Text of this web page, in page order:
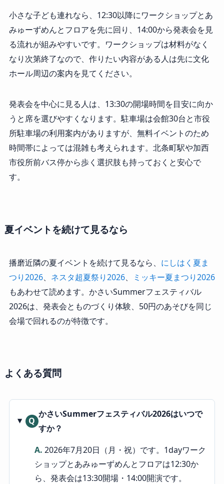
小さな子ども連れなら、12:30以降にワークショップとあ
みゅーずめんとフロアを先に回り、14:00から発表会を見
る流れが組みやすいです。ワークショップは材料がなく
なり次第終了なので、作りたい内容がある人は先に文化
ホール周辺の案内を見てください。
発表会を中心に見る人は、13:30の開場時間を目安に向か
うと席を選びやすくなります。駐車場は会館30台と市役
所駐車場の利用案内がありますが、無料イベントのため
時間帯によっては混雑も考えられます。北条町駅や加西
市役所前バス停から歩く選択肢も持っておくと安心で
す。
夏イベントを続けて見るなら
播磨近隣の夏イベントを続けて見るなら、 にしはく夏ま
つり2026、 ネスタ超夏祭り2026、
ミッキー夏まつり2026
もあわせて読めます。かさいSummerフェスティバル
2026は、発表会とものづくり体験、50円のあそびを同じ
会場で回れるのが特徴です。
よくある質問
Q
かさいSummerフェスティバル2026はいつで
すか？
A. 2026年7月20日（月・祝）です。1dayワーク
ショップとあみゅーずめんとフロアは12:30か
ら、発表会は13:30開場・14:00開演です。